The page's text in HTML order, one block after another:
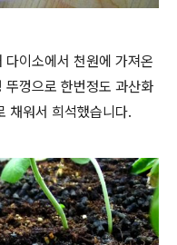
이소에서 천원에 가져온
뚜껑으로 한번정도 과산화
채워서 희석했습니다.